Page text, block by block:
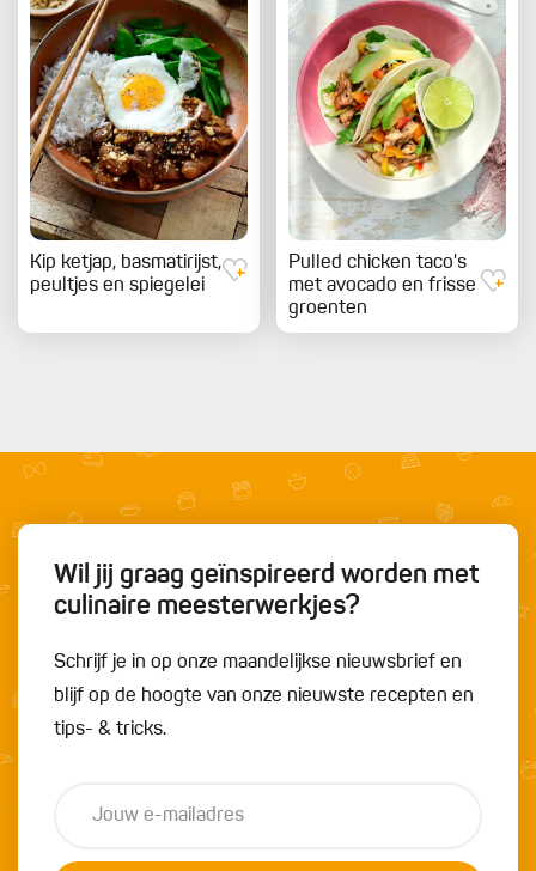
Kip ketjap, basmatirijst,
peultjes en spiegelei
Pulled chicken taco's
met avocado en frisse
groenten
Wil jij graag geïnspireerd worden met
culinaire meesterwerkjes?
Schrijf je in op onze maandelijkse nieuwsbrief en
blijf op de hoogte van onze nieuwste recepten en
tips- & tricks.